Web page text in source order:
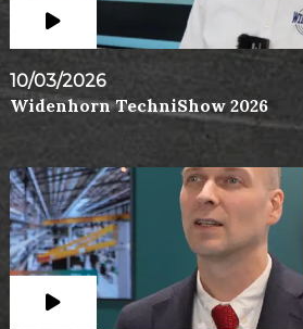
10/03/2026
Widenhorn TechniShow 2026